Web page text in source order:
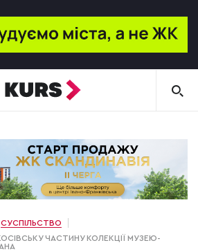
СУСПІЛЬСТВО
ЧАСТИНУ КОЛЕКЦІЇ МУЗЕЮ-